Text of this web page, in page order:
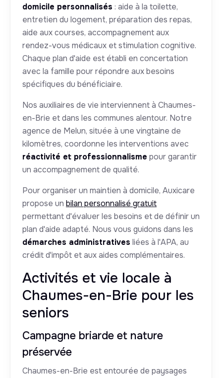
domicile personnalisés : aide à la toilette,
entretien du logement, préparation des repas,
aide aux courses, accompagnement aux
rendez-vous médicaux et stimulation cognitive.
Chaque plan d'aide est établi en concertation
avec la famille pour répondre aux besoins
spécifiques du bénéficiaire.
Nos auxiliaires de vie interviennent à Chaumes-
en-Brie et dans les communes alentour. Notre
agence de Melun, située à une vingtaine de
kilomètres, coordonne les interventions avec
réactivité et professionnalisme pour garantir
un accompagnement de qualité.
Pour organiser un maintien à domicile, Auxicare
propose un bilan personnalisé gratuit
permettant d'évaluer les besoins et de définir un
plan d'aide adapté. Nous vous guidons dans les
démarches administratives liées à l'APA, au
crédit d'impôt et aux aides complémentaires.
Activités et vie locale à
Chaumes-en-Brie pour les
seniors
Campagne briarde et nature
préservée
Chaumes-en-Brie est entourée de paysages